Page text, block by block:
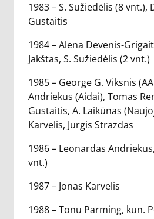
1983 – S. Sužiedėlis (8 vnt.),
Gustaitis
1984 – Alena Devenis-
Jakštas, S. Sužiedėlis (2 vnt.)
1985 – George G. Viksnis
Andriekus (Aidai), Tomas
Gustaitis, A. Laikūnas
Karvelis, Jurgis Strazdas
1986 – Leonardas
vnt.)
1987 – Jonas Karvelis
1988 – Tonu Parming, kun.